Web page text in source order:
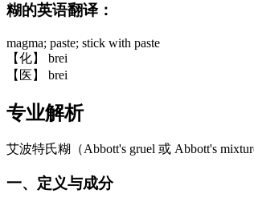
糊的英语翻译：
magma; paste; stick with paste
【化】 brei
【医】 brei
专业解析
艾波特氏糊（Abbott's gruel 或 Abbott's
一、定义与成分